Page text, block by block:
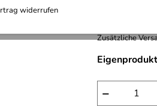
widerrufen
Zusätzliche
−